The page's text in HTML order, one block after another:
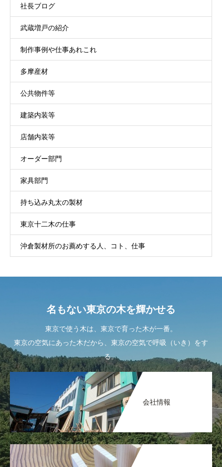
社長ブログ
武蔵増戸の紹介
制作事例や仕事あれこれ
多摩産材
公共物件等
建築内装等
店舗内装等
オーダー部門
家具部門
持ち込み丸太の製材
東京十二木の仕事
沖倉製材所のお薦めする人、コト、仕事
名もない東京の木を輝かせる
東京で使う木は、東京で育った木が一番。
東京の空気にあった木だから、東京の空気で呼吸（いき）をす
る。
会社情報